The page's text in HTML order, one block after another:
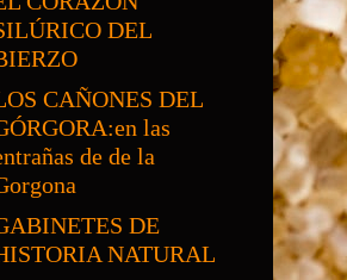
DEL
CAÑONES DEL
las
de de la
DE
NATURAL